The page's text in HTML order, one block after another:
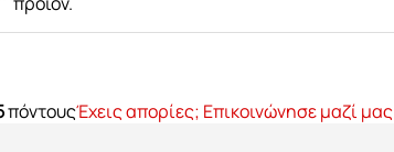
πόντουςΈχεις απορίες; Επικοινώνησε μαζί μας